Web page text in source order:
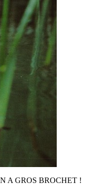
A GROS BROCHET !